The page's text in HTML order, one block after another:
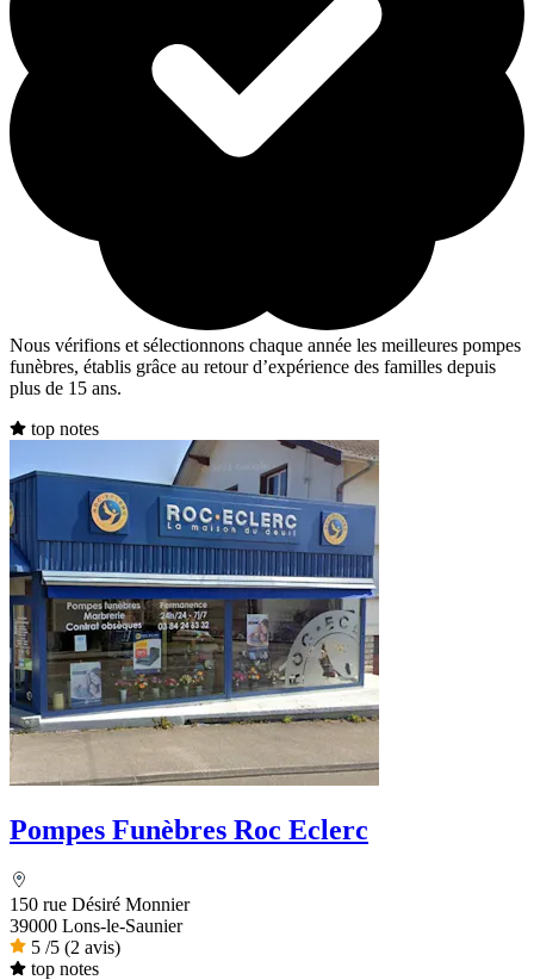
Nous vérifions et sélectionnons chaque année les meilleures pompes
funèbres, établis grâce au retour d’expérience des familles depuis
plus de 15 ans.
top notes
Pompes Funèbres Roc Eclerc
150 rue Désiré Monnier
39000 Lons-le-Saunier
5 /5 (2 avis)
top notes